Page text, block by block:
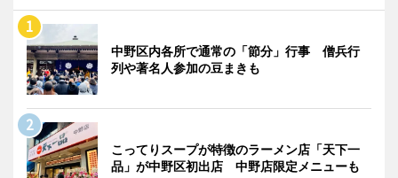
中野区内各所で通常の「節分」行事 僧兵行
列や著名人参加の豆まきも
こってりスープが特徴のラーメン店「天下一
品」が中野区初出店 中野店限定メニューも